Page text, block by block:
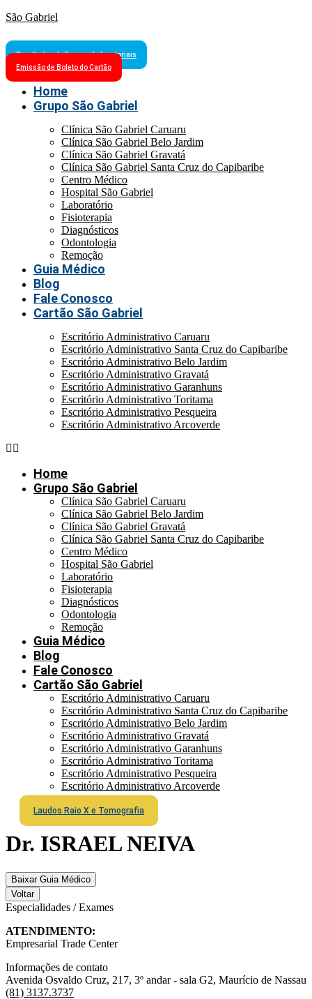
São Gabriel
Resultados de Exames Laboratoriais
Emissão de Boleto do Cartão
Home
Grupo São Gabriel
Clínica São Gabriel Caruaru
Clínica São Gabriel Belo Jardim
Clínica São Gabriel Gravatá
Clínica São Gabriel Santa Cruz do Capibaribe
Centro Médico
Hospital São Gabriel
Laboratório
Fisioterapia
Diagnósticos
Odontologia
Remoção
Guia Médico
Blog
Fale Conosco
Cartão São Gabriel
Escritório Administrativo Caruaru
Escritório Administrativo Santa Cruz do Capibaribe
Escritório Administrativo Belo Jardim
Escritório Administrativo Gravatá
Escritório Administrativo Garanhuns
Escritório Administrativo Toritama
Escritório Administrativo Pesqueira
Escritório Administrativo Arcoverde
Home
Grupo São Gabriel
Clínica São Gabriel Caruaru
Clínica São Gabriel Belo Jardim
Clínica São Gabriel Gravatá
Clínica São Gabriel Santa Cruz do Capibaribe
Centro Médico
Hospital São Gabriel
Laboratório
Fisioterapia
Diagnósticos
Odontologia
Remoção
Guia Médico
Blog
Fale Conosco
Cartão São Gabriel
Escritório Administrativo Caruaru
Escritório Administrativo Santa Cruz do Capibaribe
Escritório Administrativo Belo Jardim
Escritório Administrativo Gravatá
Escritório Administrativo Garanhuns
Escritório Administrativo Toritama
Escritório Administrativo Pesqueira
Escritório Administrativo Arcoverde
Laudos Raio X e Tomografia
Dr. ISRAEL NEIVA
Baixar Guia Médico
Voltar
Especialidades / Exames
ATENDIMENTO:
Empresarial Trade Center
Informações de contato
Avenida Osvaldo Cruz, 217, 3º andar - sala G2, Maurício de Nassau
(81) 3137.3737